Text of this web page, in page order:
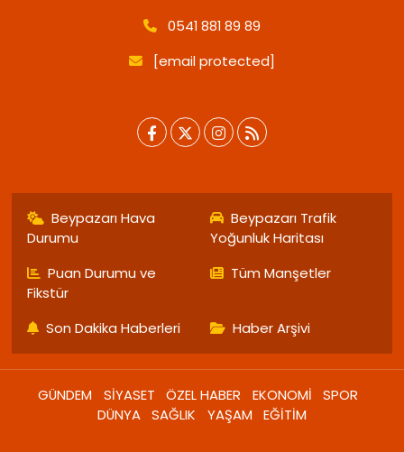
0541 881 89 89
[email protected]
Beypazarı Hava
Durumu
Beypazarı Trafik
Yoğunluk Haritası
Puan Durumu ve
Fikstür
Tüm Manşetler
Son Dakika Haberleri Haber Arşivi
GÜNDEM SİYASET ÖZEL HABER EKONOMİ
SPOR
DÜNYA SAĞLIK YAŞAM EĞİTİM